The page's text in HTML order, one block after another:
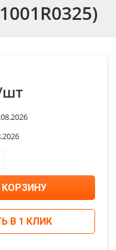
КОРЗИНУ
В 1 КЛИК